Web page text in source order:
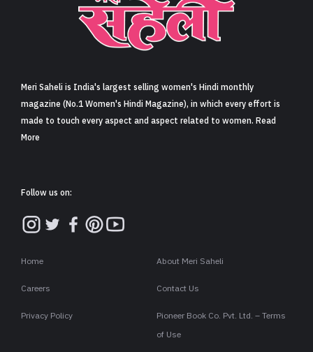
Meri Saheli is India's largest selling women's Hindi monthly
magazine (No.1 Women's Hindi Magazine), in which every effort is
made to touch every aspect and aspect related to women. Read
More
Follow us on:
Home About Meri Saheli
Careers Contact Us
Privacy Policy
Pioneer Book Co. Pvt. Ltd. – Terms
of Use